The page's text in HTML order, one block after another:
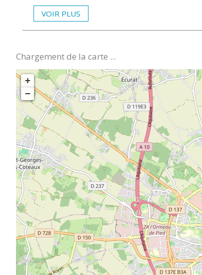
VOIR PLUS
Chargement de la carte ...
+
−